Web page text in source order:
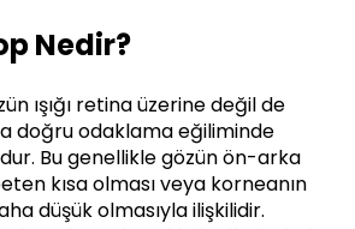
Nedir?
ışığı retina üzerine değil de
doğru odaklama eğiliminde
Bu genellikle gözün ön-arka
kısa olması veya korneanın
düşük olmasıyla ilişkilidir.